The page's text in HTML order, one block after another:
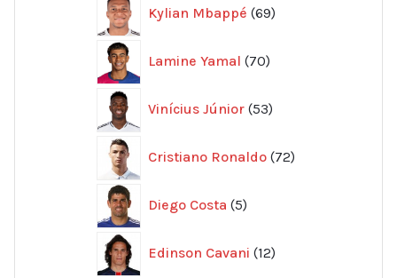
Kylian Mbappé 69
produkter
Lamine Yamal 70
produkter
Vinícius Júnior 53
produkter
Cristiano Ronaldo 72
produkter
Diego Costa 5
produkter
Edinson Cavani 12
produkter